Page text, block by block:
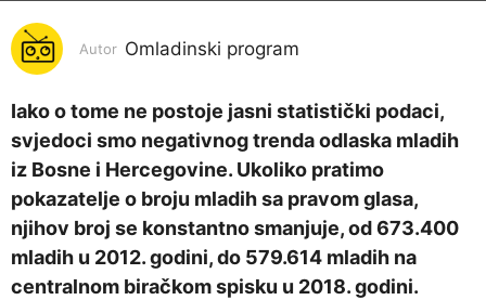
n
a
p
r
i
j
e
6
Autor Omladinski program
Iako o tome ne postoje jasni statistički podaci,
svjedoci smo negativnog trenda odlaska mladih
iz Bosne i Hercegovine. Ukoliko pratimo
pokazatelje o broju mladih sa pravom glasa,
njihov broj se konstantno smanjuje, od 673.400
mladih u 2012. godini, do 579.614 mladih na
centralnom biračkom spisku u 2018. godini.